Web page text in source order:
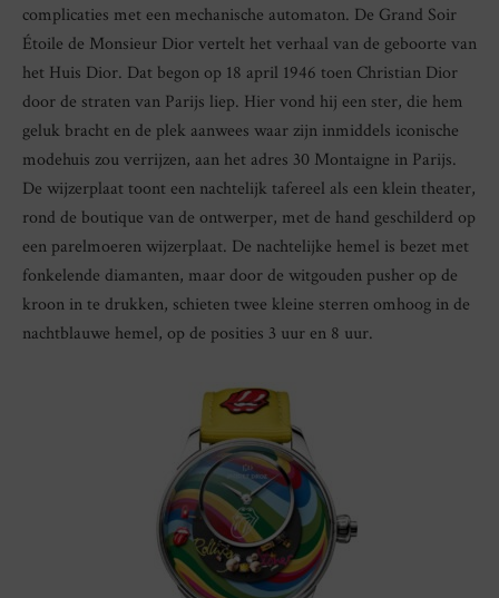
complicaties met een mechanische automaton. De Grand Soir
Étoile de Monsieur Dior vertelt het verhaal van de geboorte van
het Huis Dior. Dat begon op 18 april 1946 toen Christian Dior
door de straten van Parijs liep. Hier vond hij een ster, die hem
geluk bracht en de plek aanwees waar zijn inmiddels iconische
modehuis zou verrijzen, aan het adres 30 Montaigne in Parijs.
De wijzerplaat toont een nachtelijk tafereel als een klein theater,
rond de boutique van de ontwerper, met de hand geschilderd op
een parelmoeren wijzerplaat. De nachtelijke hemel is bezet met
fonkelende diamanten, maar door de witgouden pusher op de
kroon in te drukken, schieten twee kleine sterren omhoog in de
nachtblauwe hemel, op de posities 3 uur en 8 uur.